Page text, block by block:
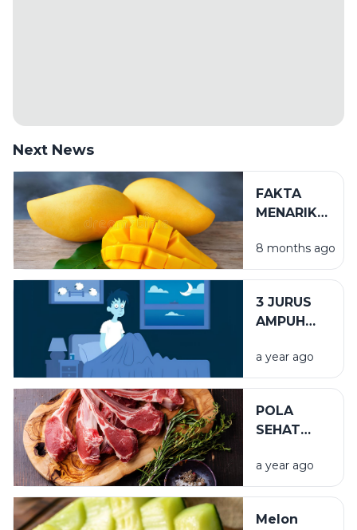
Next News
FAKTA
MENARIK
MANGGA
UNTUK
YANG
WAJIB
8 months ago
3 JURUS
AMPUH
CEPAT
TANPA
a year ago
POLA
SEHAT
IDUL ADHA
a year ago
Melon